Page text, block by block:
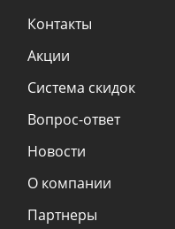
Контакты
Акции
Система скидок
Вопрос-ответ
Новости
О компании
Партнеры